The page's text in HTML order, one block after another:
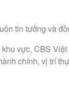
tin tưởng và
vực, CBS
chính, vị trí